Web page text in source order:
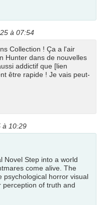
à 07:54
Collection ! Ça a l'air
Hunter dans de nouvelles
addictif que [lien
être rapide ! Je vais peut-
à 10:29
Novel Step into a world
come alive. The
psychological horror visual
perception of truth and